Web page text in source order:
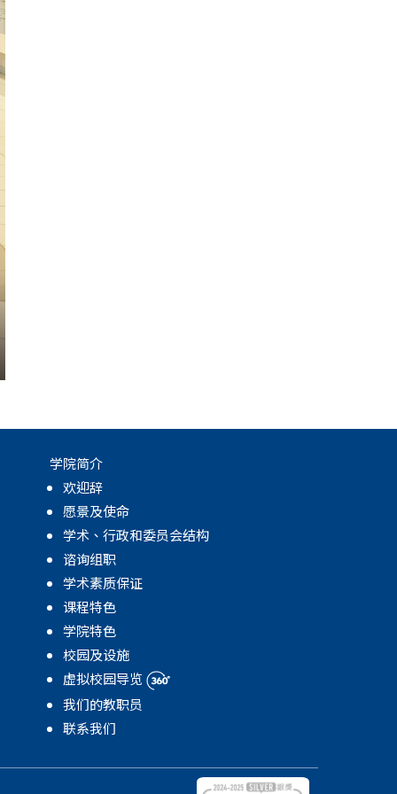
学院简介
欢迎辞
愿景及使命
学术、行政和委员会结构
谘询组职
学术素质保证
课程特色
学院特色
校园及设施
虚拟校园导览
我们的教职员
联系我们